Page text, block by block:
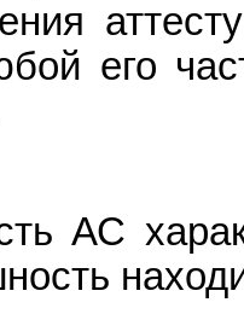
его
АС